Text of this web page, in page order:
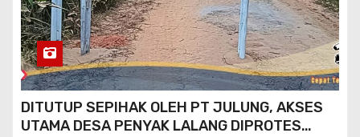
DITUTUP SEPIHAK OLEH PT JULUNG, AKSES
UTAMA DESA PENYAK LALANG DIPROTES